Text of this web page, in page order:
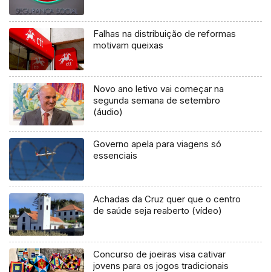
Falhas na distribuição de reformas
motivam queixas
Novo ano letivo vai começar na
segunda semana de setembro
(áudio)
Governo apela para viagens só
essenciais
Achadas da Cruz quer que o centro
de saúde seja reaberto (vídeo)
Concurso de joeiras visa cativar
jovens para os jogos tradicionais